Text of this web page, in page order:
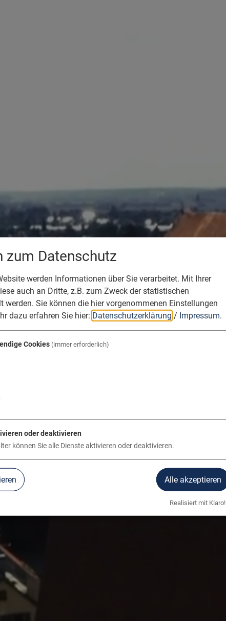
zum Datenschutz
werden Informationen über Sie verarbeitet. Mit Ihrer
auch an Dritte, z.B. zum Zweck der statistischen
werden. Sie können die hier vorgenommenen Einstellungen
dazu erfahren Sie hier: Datenschutzerklärung / Impressum.
Cookies (immer erforderlich)
oder deaktivieren
können Sie alle Dienste aktivieren oder deaktivieren.
Alle akzeptieren
Realisiert mit Klaro!